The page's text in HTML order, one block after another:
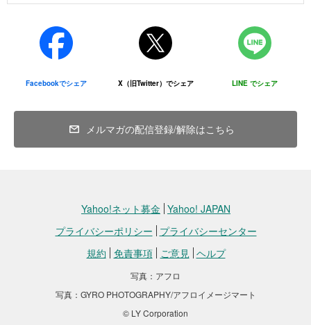
Facebookでシェア X（旧Twitter）でシェア LINE でシェア
メルマガの配信登録/解除はこちら
Yahoo!ネット募金 Yahoo! JAPAN
プライバシーポリシー プライバシーセンター
規約 免責事項 ご意見 ヘルプ
写真：アフロ
写真：GYRO PHOTOGRAPHY/アフロイメージマート
© LY Corporation